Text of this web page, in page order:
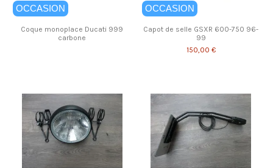
OCCASION
Coque monoplace Ducati 999
carbone
OCCASION
Capot de selle GSXR 600-750 96-
99
150,00 €